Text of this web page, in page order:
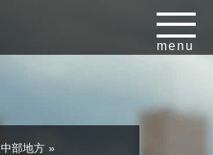
menu
中部地方